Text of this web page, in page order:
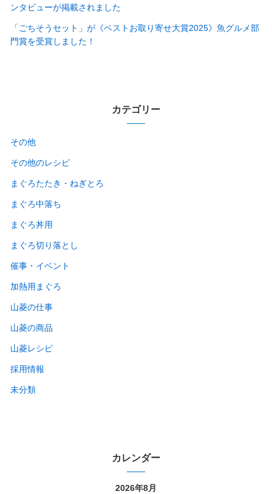
ンタビューが掲載されました
「ごちそうセット」が《ベストお取り寄せ大賞2025》魚グルメ部
門賞を受賞しました！
カテゴリー
その他
その他のレシピ
まぐろたたき・ねぎとろ
まぐろ中落ち
まぐろ丼用
まぐろ切り落とし
催事・イベント
加熱用まぐろ
山菱の仕事
山菱の商品
山菱レシピ
採用情報
未分類
カレンダー
2026年8月